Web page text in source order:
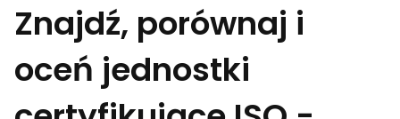
Znajdź, porównaj i
oceń jednostki